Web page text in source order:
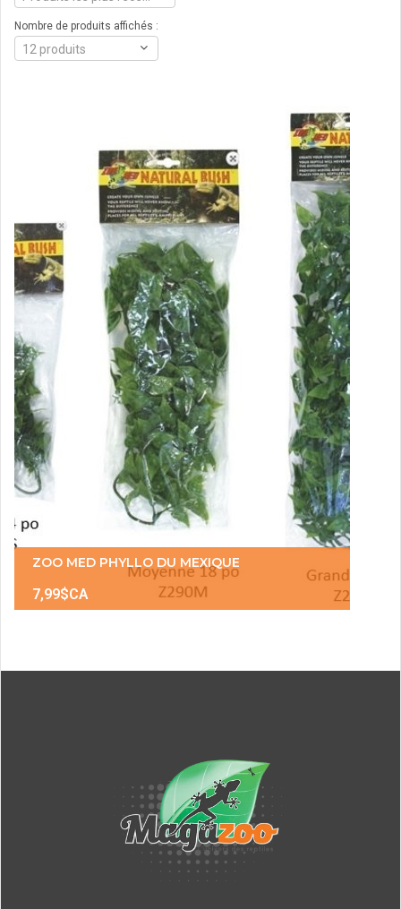
Nombre de produits affichés :
12 produits
ZOO MED PHYLLO DU MEXIQUE
7,99$CA